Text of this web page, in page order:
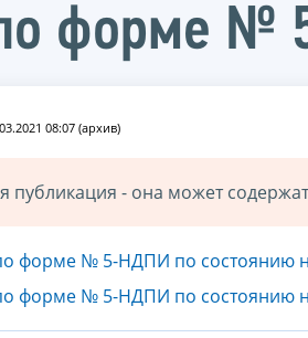
форме №
08:07 (архив)
публикация - она может
форме № 5-НДПИ по состоянию
форме № 5-НДПИ по состоянию